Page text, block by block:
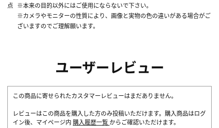
点 ※本来の目的以外にはご使用にならないで下さい。
※カメラやモニターの性質により、画像と実物の色の違いがある場合がご
ざいますのでご理解願います。
ユーザーレビュー
この商品に寄せられたカスタマーレビューはまだありません。
レビューはこの商品を購入した方のみ投稿いただけます。購入商品はログ
イン後、マイページ内 購入履歴一覧 からご確認いただけます。